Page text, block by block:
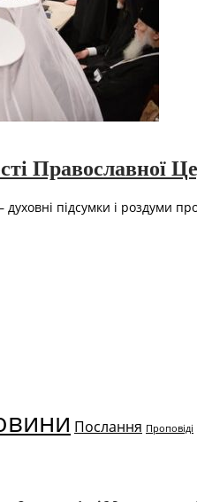
Православної
духовні підсумки і
Послання Проповіді